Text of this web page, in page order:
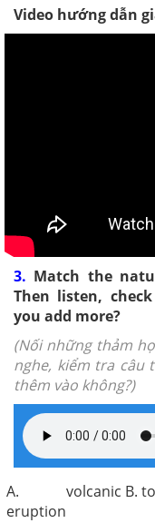
Video hướng dẫn
3. Match the
Then listen,
you add more?
(Nối những thảm
nghe, kiểm tra câu
thêm vào không?)
A. volcanic
eruption
B.